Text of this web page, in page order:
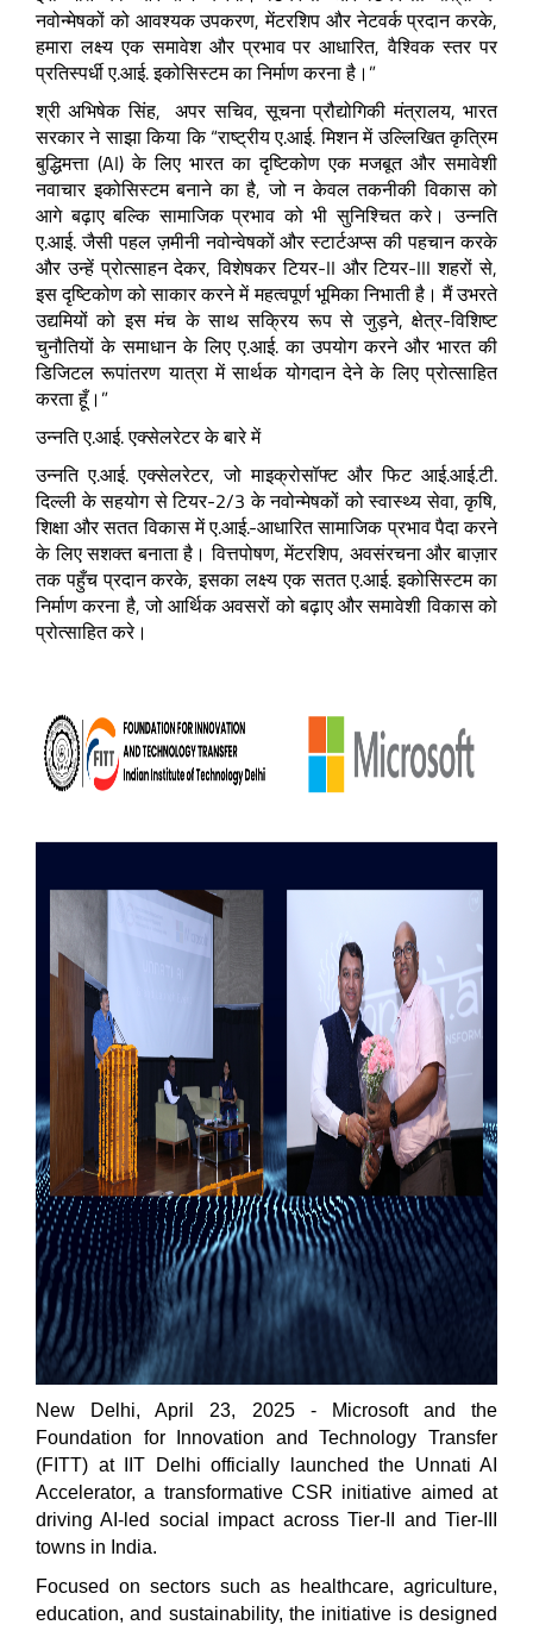
नवोन्मेषकों को आवश्यक उपकरण, मेंटरशिप और नेटवर्क प्रदान करके,
हमारा लक्ष्य एक समावेश और प्रभाव पर आधारित, वैश्विक स्तर पर
प्रतिस्पर्धी ए.आई. इकोसिस्टम का निर्माण करना है।”
श्री अभिषेक सिंह, अपर सचिव, सूचना प्रौद्योगिकी मंत्रालय, भारत
सरकार ने साझा किया कि “राष्ट्रीय ए.आई. मिशन में उल्लिखित कृत्रिम
बुद्धिमत्ता (AI) के लिए भारत का दृष्टिकोण एक मजबूत और समावेशी
नवाचार इकोसिस्टम बनाने का है, जो न केवल तकनीकी विकास को
आगे बढ़ाए बल्कि सामाजिक प्रभाव को भी सुनिश्चित करे। उन्नति
ए.आई. जैसी पहल ज़मीनी नवोन्वेषकों और स्टार्टअप्स की पहचान करके
और उन्हें प्रोत्साहन देकर, विशेषकर टियर-II और टियर-III शहरों से,
इस दृष्टिकोण को साकार करने में महत्वपूर्ण भूमिका निभाती है। मैं उभरते
उद्यमियों को इस मंच के साथ सक्रिय रूप से जुड़ने, क्षेत्र-विशिष्ट
चुनौतियों के समाधान के लिए ए.आई. का उपयोग करने और भारत की
डिजिटल रूपांतरण यात्रा में सार्थक योगदान देने के लिए प्रोत्साहित
करता हूँ।”
उन्नति ए.आई. एक्सेलरेटर के बारे में
उन्नति ए.आई. एक्सेलरेटर, जो माइक्रोसॉफ्ट और फिट आई.आई.टी.
दिल्ली के सहयोग से टियर-2/3 के नवोन्मेषकों को स्वास्थ्य सेवा, कृषि,
शिक्षा और सतत विकास में ए.आई.-आधारित सामाजिक प्रभाव पैदा करने
के लिए सशक्त बनाता है। वित्तपोषण, मेंटरशिप, अवसंरचना और बाज़ार
तक पहुँच प्रदान करके, इसका लक्ष्य एक सतत ए.आई. इकोसिस्टम का
निर्माण करना है, जो आर्थिक अवसरों को बढ़ाए और समावेशी विकास को
प्रोत्साहित करे।
New Delhi, April 23, 2025- Microsoft and the
Foundation for Innovation and Technology Transfer
(FITT) at IIT Delhi officially launched the Unnati AI
Accelerator, a transformative CSR initiative aimed at
driving AI-led social impact across Tier-II and Tier-III
towns in India.
Focused on sectors such as healthcare, agriculture,
education, and sustainability, the initiative is designed